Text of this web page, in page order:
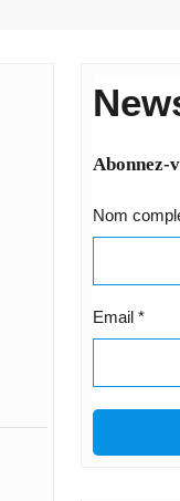
Abonnez-
Nom
Email *